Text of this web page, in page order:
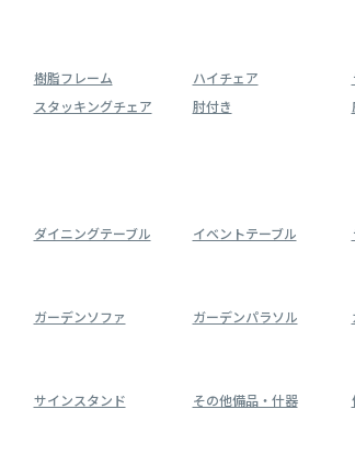
樹脂フレーム ハイチェア
スタッキングチェア 肘付き
ダイニングテーブル イベントテーブル
ガーデンソファ ガーデンパラソル
サインスタンド その他備品・什器